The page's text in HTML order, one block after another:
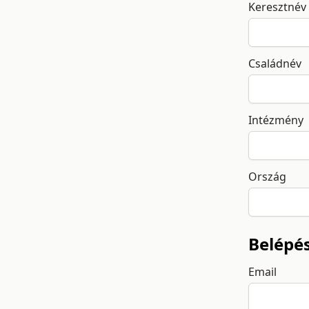
Keresztnév
Családnév
Intézmény
Ország
Email